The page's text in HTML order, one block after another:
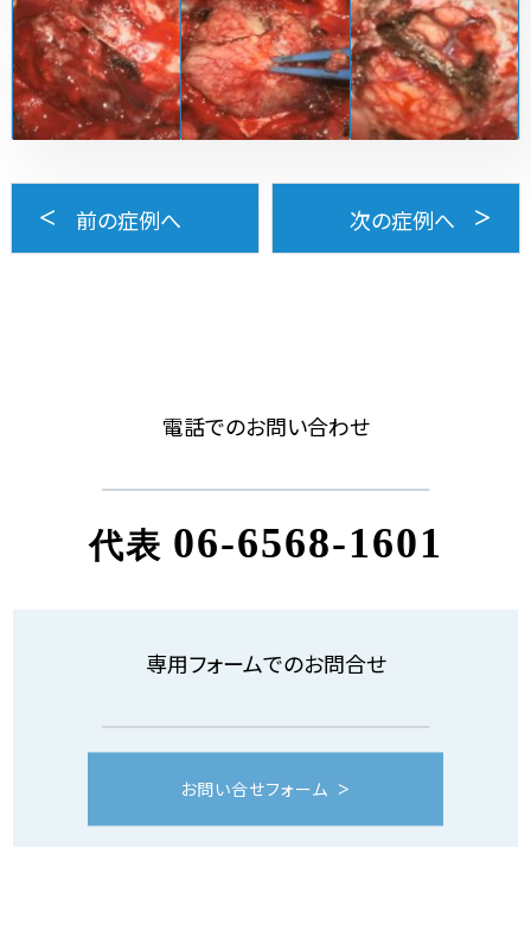
前の症例へ 次の症例へ
電話でのお問い合わせ
代表 06-6568-1601
専用フォームでのお問合せ
お問い合せフォーム